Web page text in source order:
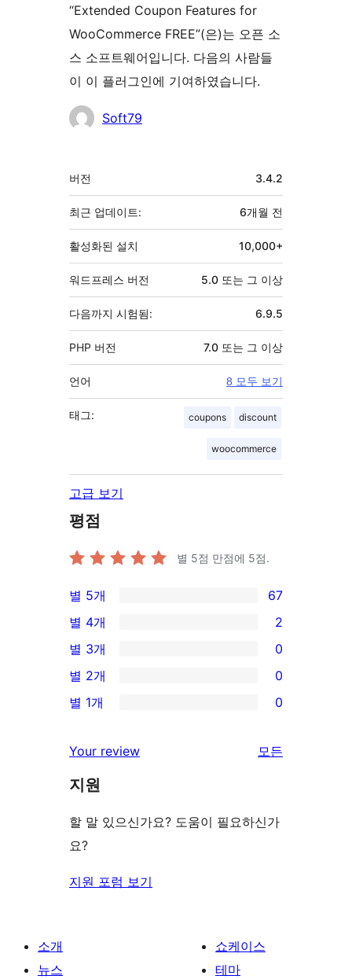
“Extended Coupon Features for
WooCommerce FREE”(은)는 오픈 소
스 소프트웨어입니다. 다음의 사람들
이 이 플러그인에 기여하였습니다.
기
Soft79
기
초
버전 3.4.2
최근 업데이트: 6개월 전
활성화된 설치 10,000+
워드프레스 버전 5.0 또는 그 이상
다음까지 시험됨: 6.9.5
PHP 버전 7.0 또는 그 이상
언어 8 모두 보기
태그: coupons discount
woocommerce
고급 보기
평점
별 5점 만점에 5점.
67/5-
별
점
후
기
별 5개 67
2/4-
별
점
후
별 4개 2
0/3-
별
점
기
별 3개 0
0/2-
별
후
기
별 2개 0
0/1-
점
후
별 1개 0
Your review
모든
보
지원
할 말 있으신가요? 도움이 필요하신가
요?
지원 포럼 보기
소개
뉴스
쇼케이스
테마